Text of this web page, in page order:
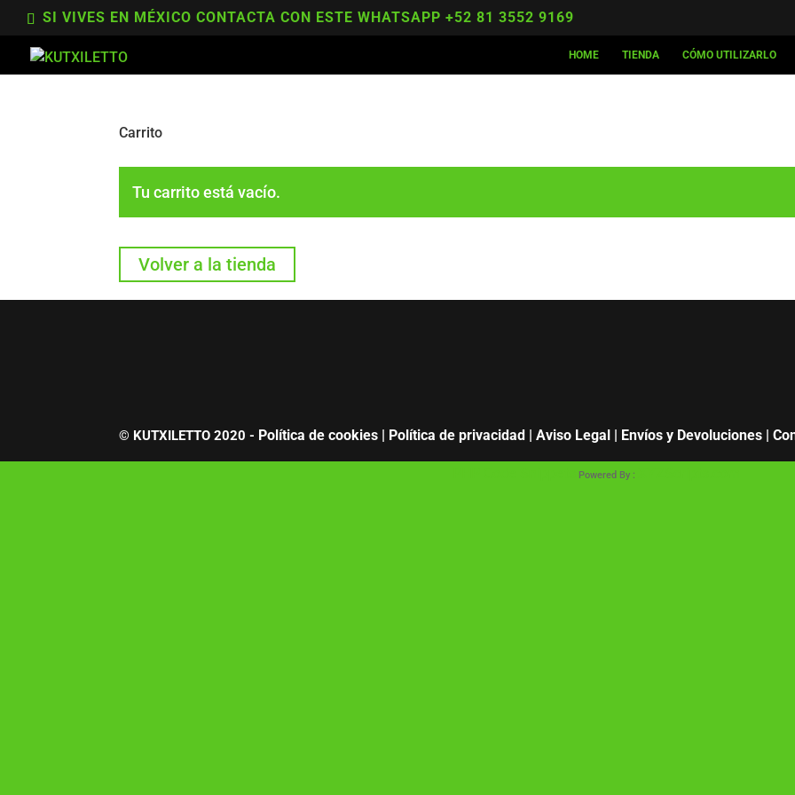
SI VIVES EN MÉXICO CONTACTA CON ESTE WHATSAPP +52 81 3552 9169
HOME TIENDA CÓMO UTILIZARLO
Carrito
Tu carrito está vacío.
Volver a la tienda
© KUTXILETTO 2020 - Política de cookies | Política de privacidad |Aviso Legal | Envíos y Devoluciones |
Powered By :